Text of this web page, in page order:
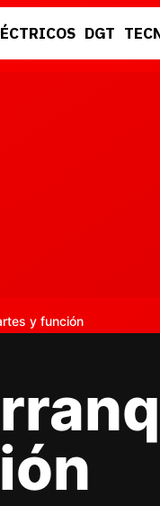
DGT
y función